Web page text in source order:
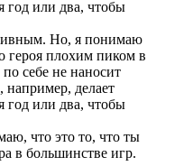
Но, я понимаю
героя плохим пиком в
себе не наносит
например, делает
что это то, что ты
в большинстве игр.